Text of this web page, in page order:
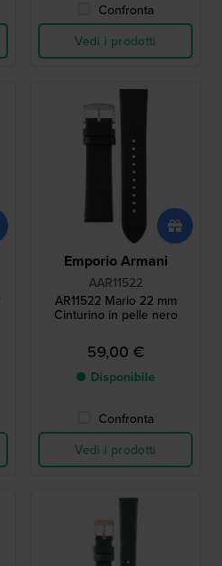
Confronta
Vedi i prodotti
Emporio Armani
AAR11522
AR11522 Mario 22 mm
Cinturino in pelle nero
59,00 €
● Disponibile
Confronta
Vedi i prodotti